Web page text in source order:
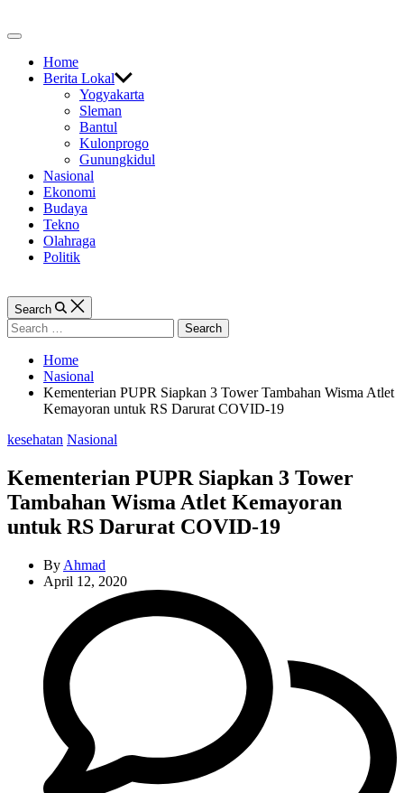
to
Off
CanvasHome
Berita Lokal
Yogyakarta
Sleman
Bantul
Kulonprogo
Gunungkidul
Nasional
Ekonomi
Budaya
Tekno
Olahraga
Politik
Search
Search
for:
Home
Nasional
Kementerian PUPR Siapkan 3 Tower Tambahan Wisma Atlet
Kemayoran untuk RS Darurat COVID-19
Categories
kesehatan Nasional
Kementerian PUPR Siapkan 3 Tower
Tambahan Wisma Atlet Kemayoran
untuk RS Darurat COVID-19
By Ahmad
April 12, 2020